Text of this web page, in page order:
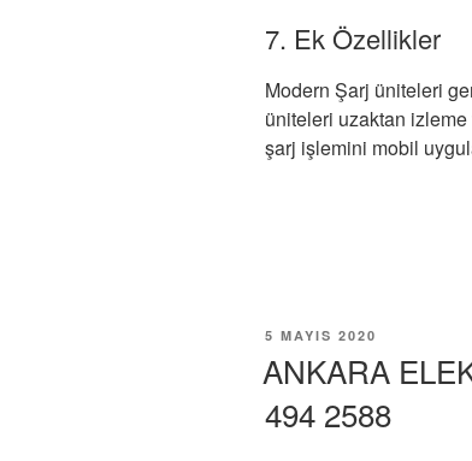
7. Ek Özellikler
Modern Şarj üniteleri
üniteleri uzaktan izleme
şarj işlemini mobil
YAYIM
5 MAYIS 2020
ANKARA
494 2588